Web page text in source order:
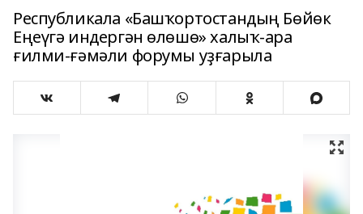
Республикала «Башҡортостандың Бөйөк
Еңеүгә индергән өлөшө» халыҡ-ара
ғилми-ғәмәли форумы уҙғарыла